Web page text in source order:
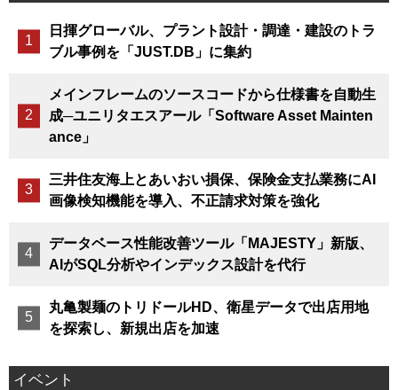
日揮グローバル、プラント設計・調達・建設のトラ
ブル事例を「JUST.DB」に集約
メインフレームのソースコードから仕様書を自動生
成─ユニリタエスアール「Software Asset Mainten
ance」
三井住友海上とあいおい損保、保険金支払業務にAI
画像検知機能を導入、不正請求対策を強化
データベース性能改善ツール「MAJESTY」新版、
AIがSQL分析やインデックス設計を代行
丸亀製麺のトリドールHD、衛星データで出店用地
を探索し、新規出店を加速
イベント